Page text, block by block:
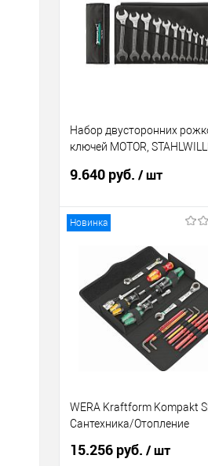
Набор двусторонних
ключей MOTOR,
9.640 руб. / шт
Купить в 1 клик
В избранное
Под
Новинка
WERA Kraftform Kompakt
Сантехника/Отопление
15.256 руб. / шт